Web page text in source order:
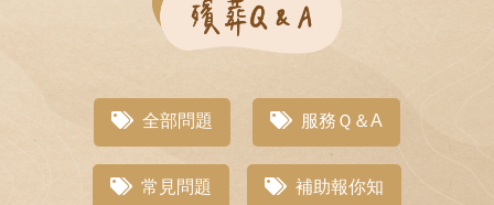
全部問題 服務Ｑ＆A
常見問題 補助報你知